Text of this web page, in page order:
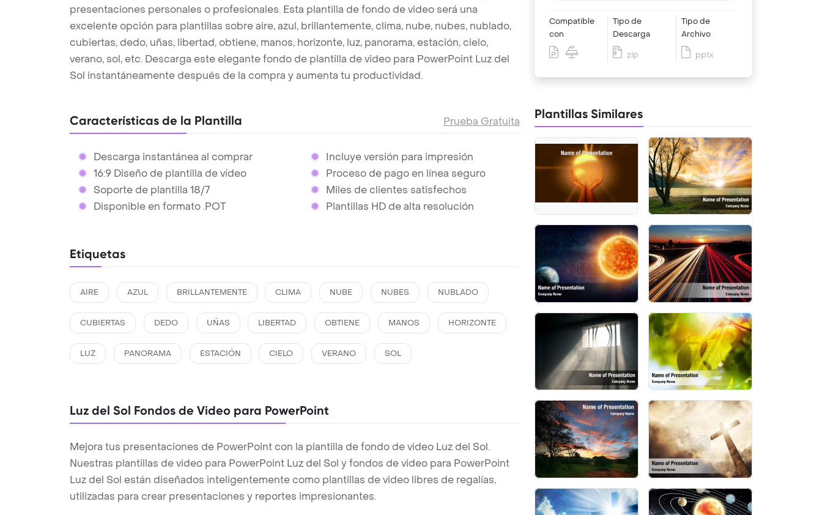
presentaciones personales o profesionales. Esta plantilla de fondo de video será una
excelente opción para plantillas sobre aire, azul, brillantemente, clima, nube, nubes, nublado,
cubiertas, dedo, uñas, libertad, obtiene, manos, horizonte, luz, panorama, estación, cielo,
verano, sol, etc. Descarga este elegante fondo de plantilla de video para PowerPoint Luz del
Sol instantáneamente después de la compra y aumenta tu productividad.
Características de la Plantilla Prueba Gratuita
Descarga instantánea al comprar
16:9 Diseño de plantilla de vídeo
Soporte de plantilla 18/7
Disponible en formato .POT
Incluye versión para impresión
Proceso de pago en línea seguro
Miles de clientes satisfechos
Plantillas HD de alta resolución
Etiquetas
AIRE AZUL BRILLANTEMENTE CLIMA NUBE NUBES NUBLADO
CUBIERTAS DEDO UÑAS LIBERTAD OBTIENE MANOS HORIZONTE
LUZ PANORAMA ESTACIÓN CIELO VERANO SOL
Luz del Sol Fondos de Video para PowerPoint
Mejora tus presentaciones de PowerPoint con la plantilla de fondo de video Luz del Sol.
Nuestras plantillas de video para PowerPoint Luz del Sol y fondos de video para PowerPoint
Luz del Sol están diseñados inteligentemente como plantillas de video libres de regalías,
utilizadas para crear presentaciones y reportes impresionantes.
Compatible
con
Tipo de
Descarga
zip
Tipo de
Archivo
pptx
Plantillas Similares